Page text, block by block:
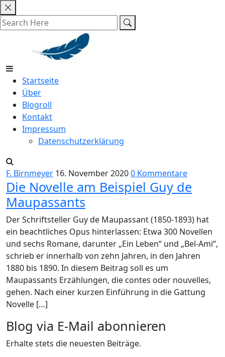
Skip
to
content
Startseite
Über
Blogroll
Kontakt
Impressum
Datenschutzerklärung
F. Birnmeyer 16. November 20200 Kommentare
Die Novelle am Beispiel Guy de
Maupassants
Der Schriftsteller Guy de Maupassant (1850-1893) hat
ein beachtliches Opus hinterlassen: Etwa 300 Novellen
und sechs Romane, darunter „Ein Leben“ und „Bel-Ami“,
schrieb er innerhalb von zehn Jahren, in den Jahren
1880 bis 1890. In diesem Beitrag soll es um
Maupassants Erzählungen, die contes oder nouvelles,
gehen. Nach einer kurzen Einführung in die Gattung
Novelle […]
Blog via E-Mail abonnieren
Erhalte stets die neuesten Beiträge.